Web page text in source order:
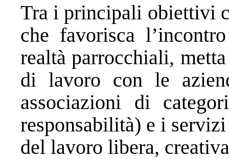
Tra i principali obiettivi
che favorisca
realtà parrocchiali,
di lavoro con le
associazioni di
responsabilità) e i
del lavoro libera,